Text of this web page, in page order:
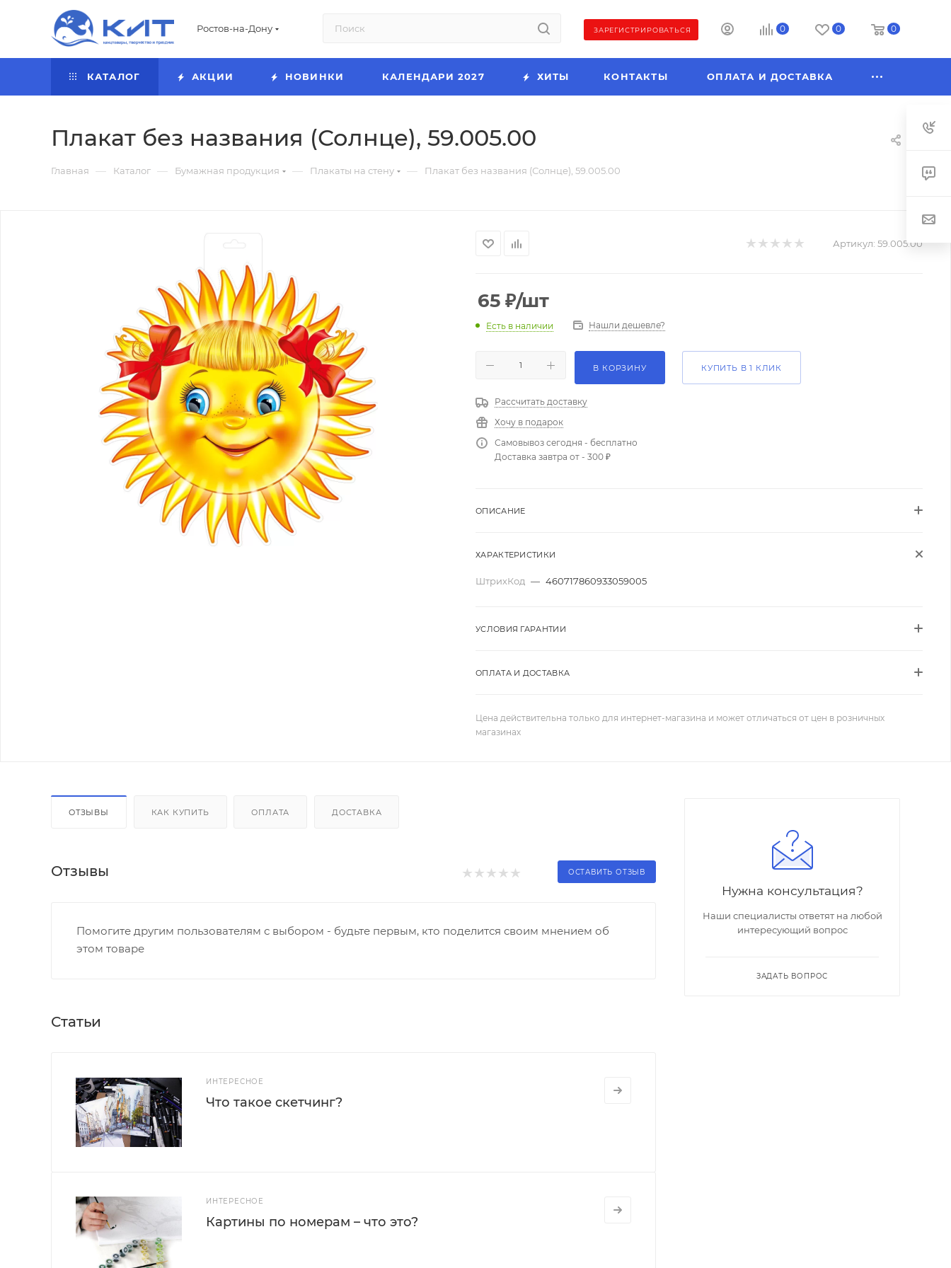
Ростов-на-Дону ЗАРЕГИСТРИРОВАТЬСЯ 0 0 0
КАТАЛОГ АКЦИИ НОВИНКИ КАЛЕНДАРИ 2027 ХИТЫ КОНТАКТЫ ОПЛАТА И ДОСТАВКА
Плакат без названия (Солнце), 59.005.00
Главная — Каталог — Бумажная продукция — Плакаты на стену — Плакат без названия (Солнце), 59.005.00
Артикул: 59.005.00
65 ₽/шт
Есть в наличии Нашли дешевле?
В КОРЗИНУ КУПИТЬ В 1 КЛИК
Рассчитать доставку
Хочу в подарок
Самовывоз сегодня - бесплатно
Доставка завтра от - 300 ₽
ОПИСАНИЕ
ХАРАКТЕРИСТИКИ
ШтрихКод — 460717860933059005
УСЛОВИЯ ГАРАНТИИ
ОПЛАТА И ДОСТАВКА
Цена действительна только для интернет-магазина и может отличаться от цен в розничных
магазинах
ОТЗЫВЫ КАК КУПИТЬ ОПЛАТА ДОСТАВКА
Отзывы ОСТАВИТЬ ОТЗЫВ
Помогите другим пользователям с выбором - будьте первым, кто поделится своим мнением об
этом товаре
Статьи
ИНТЕРЕСНОЕ
Что такое скетчинг?
ИНТЕРЕСНОЕ
Картины по номерам – что это?
Нужна консультация?
Наши специалисты ответят на любой
интересующий вопрос
ЗАДАТЬ ВОПРОС